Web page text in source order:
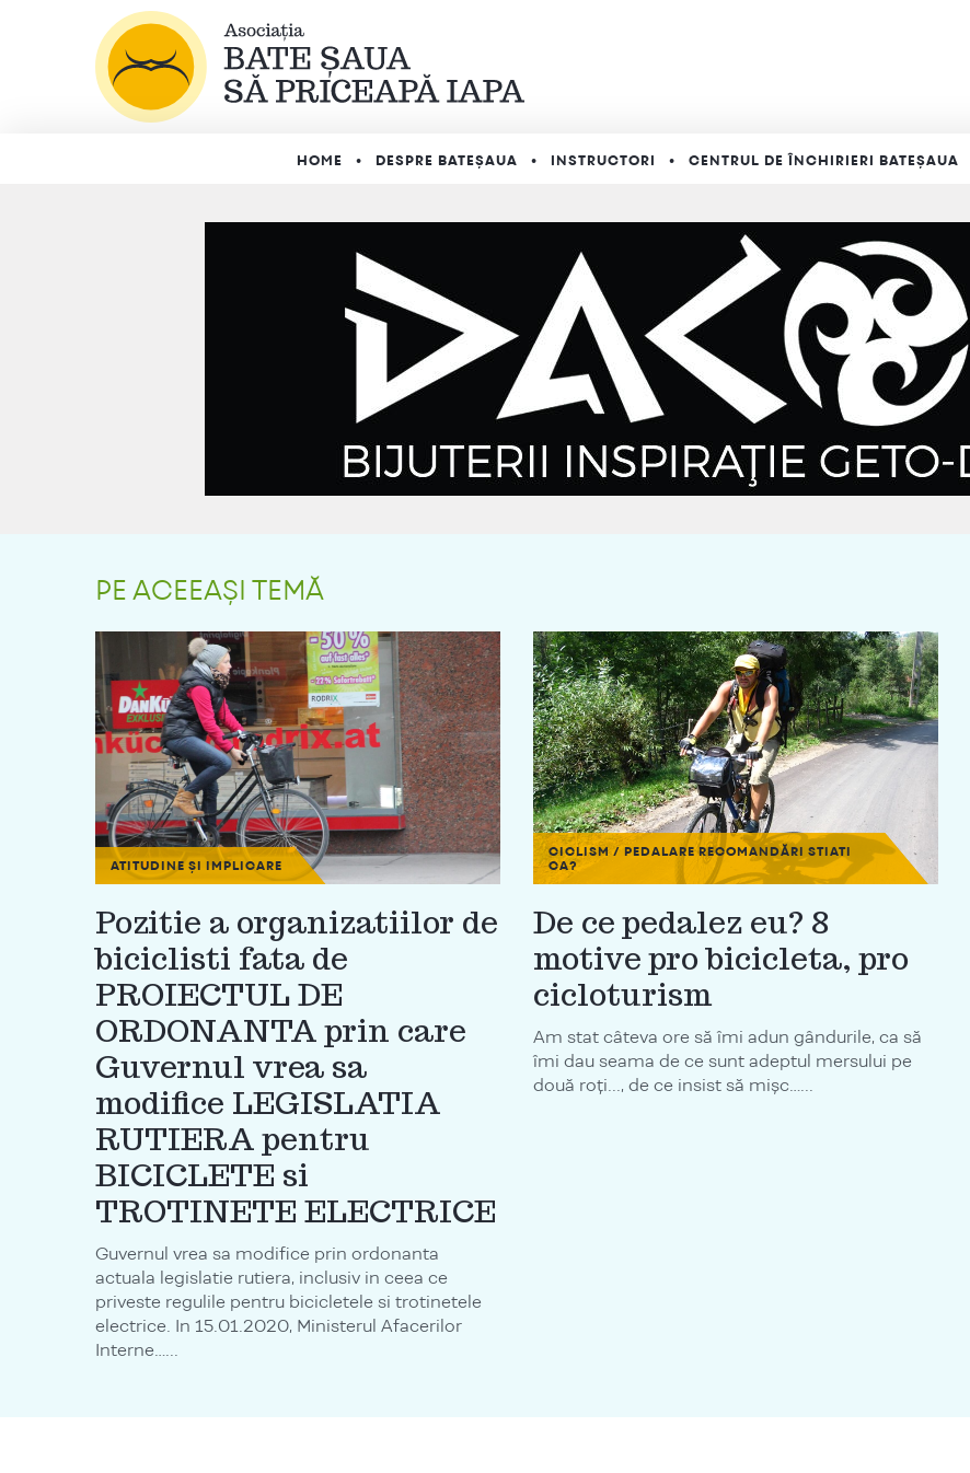
HOME DESPRE BATEȘAUA INSTRUCTORI CENTRUL DE ÎNCHIRIERI BATEȘAUA
PE ACEEAȘI TEMĂ
ATITUDINE ȘI IMPLICARE
Pozitie a organizatiilor de
biciclisti fata de
PROIECTUL DE
ORDONANTA prin care
Guvernul vrea sa
modifice LEGISLATIA
RUTIERA pentru
BICICLETE si
TROTINETE ELECTRICE
Guvernul vrea sa modifice prin ordonanta
actuala legislatie rutiera, inclusiv in ceea ce
priveste regulile pentru bicicletele si trotinetele
electrice. In 15.01.2020, Ministerul Afacerilor
Interne…...
CICLISM / PEDALARE RECOMANDĂRI STIATI
CA?
De ce pedalez eu? 8
motive pro bicicleta, pro
cicloturism
Am stat câteva ore să îmi adun gândurile, ca să
îmi dau seama de ce sunt adeptul mersului pe
două roţi..., de ce insist să mişc…...